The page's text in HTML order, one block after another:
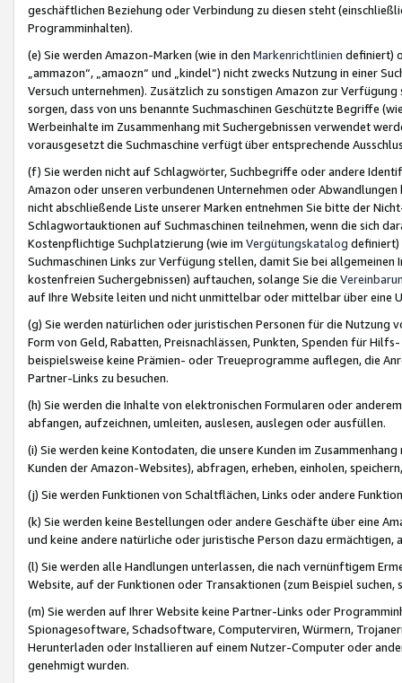
geschäftlichen Beziehung oder Verbindung zu diesen steht
Programminhalten).
(e) Sie werden Amazon-Marken (wie in den Markenrichtlinien definiert)
„ammazon“, „amaozn“ und „kindel“) nicht zwecks Nutzung in einer
Versuch unternehmen). Zusätzlich zu sonstigen Amazon zur
sorgen, dass von uns benannte Suchmaschinen Geschützte Begriffe
Werbeinhalte im Zusammenhang mit Suchergebnissen verwendet
vorausgesetzt die Suchmaschine verfügt über entsprechende
(f) Sie werden nicht auf Schlagwörter, Suchbegriffe oder andere
Amazon oder unseren verbundenen Unternehmen oder
nicht abschließende Liste unserer Marken entnehmen Sie bitte der
Schlagwortauktionen auf Suchmaschinen teilnehmen, wenn die sich
Kostenpflichtige Suchplatzierung (wie im Vergütungskatalog definiert)
Suchmaschinen Links zur Verfügung stellen, damit Sie bei
kostenfreien Suchergebnissen) auftauchen, solange Sie die
auf Ihre Website leiten und nicht unmittelbar oder mittelbar über eine
(g) Sie werden natürlichen oder juristischen Personen für die Nutzung
Form von Geld, Rabatten, Preisnachlässen, Punkten, Spenden für
beispielsweise keine Prämien- oder Treueprogramme auflegen, die
Partner-Links zu besuchen.
(h) Sie werden die Inhalte von elektronischen Formularen oder
abfangen, aufzeichnen, umleiten, auslesen, auslegen oder ausfüllen.
(i) Sie werden keine Kontodaten, die unsere Kunden im
Kunden der Amazon-Websites), abfragen, erheben, einholen,
(j) Sie werden Funktionen von Schaltflächen, Links oder andere
(k) Sie werden keine Bestellungen oder andere Geschäfte über eine
und keine andere natürliche oder juristische Person dazu
(l) Sie werden alle Handlungen unterlassen, die nach vernünftigem
Website, auf der Funktionen oder Transaktionen (zum Beispiel
(m) Sie werden auf Ihrer Website keine Partner-Links oder
Spionagesoftware, Schadsoftware, Computerviren, Würmern,
Herunterladen oder Installieren auf einem Nutzer-Computer oder
genehmigt wurden.